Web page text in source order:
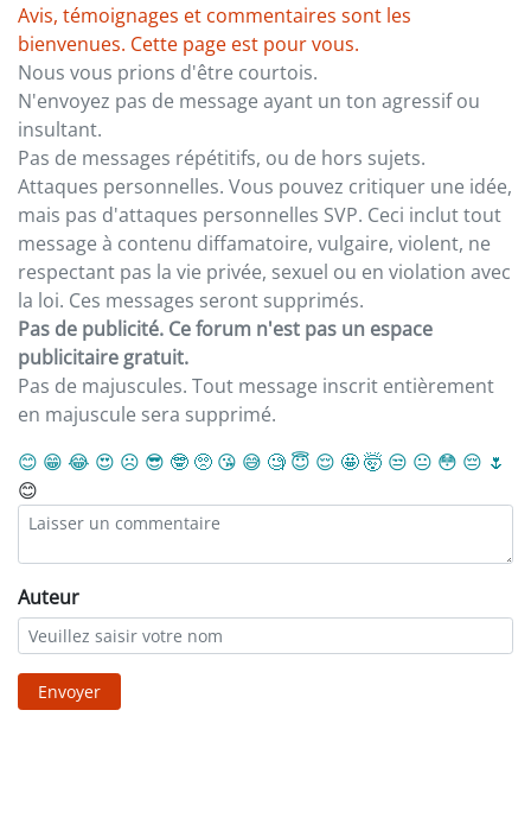
Avis, témoignages et commentaires sont les
bienvenues. Cette page est pour vous.
Nous vous prions d'être courtois.
N'envoyez pas de message ayant un ton agressif ou
insultant.
Pas de messages répétitifs, ou de hors sujets.
Attaques personnelles. Vous pouvez critiquer une idée,
mais pas d'attaques personnelles SVP. Ceci inclut tout
message à contenu diffamatoire, vulgaire, violent, ne
respectant pas la vie privée, sexuel ou en violation avec
la loi. Ces messages seront supprimés.
Pas de publicité. Ce forum n'est pas un espace
publicitaire gratuit.
Pas de majuscules. Tout message inscrit entièrement
en majuscule sera supprimé.
😊 😁 😂 😍 ☹️ 😎 🤓 🥺 😘 😅 🧐 😇 😌 🤩🤯 😒 😐 😳 😔 🌷
😊
Auteur
Envoyer